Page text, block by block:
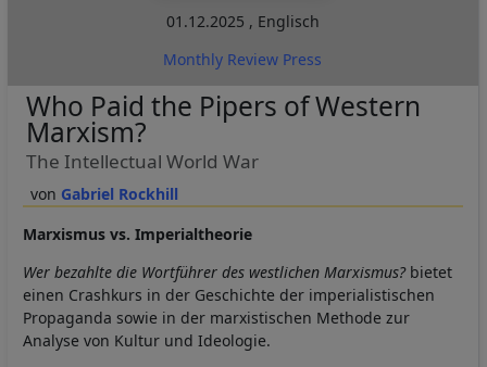
01.12.2025 , Englisch
Monthly Review Press
Gabriel Rockhill
Who Paid the Pipers of Western
Marxism?
The Intellectual World War
Marxismus vs. Imperialtheorie
Wer bezahlte die Wortführer des westlichen Marxismus?bietet
einen Crashkurs in der Geschichte der imperialistischen
Propaganda sowie in der marxistischen Methode zur
Analyse von Kultur und Ideologie.